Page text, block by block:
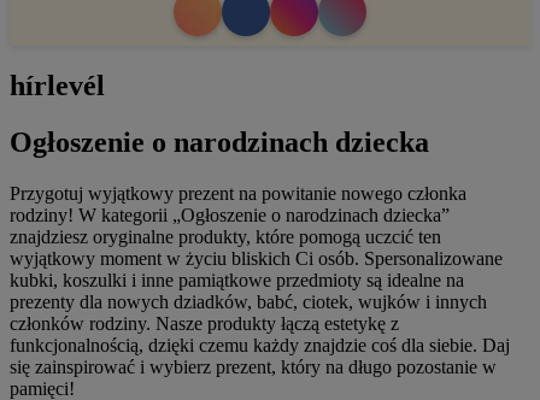
hírlevél
Ogłoszenie o narodzinach dziecka
Przygotuj wyjątkowy prezent na powitanie nowego członka
rodziny! W kategorii „Ogłoszenie o narodzinach dziecka”
znajdziesz oryginalne produkty, które pomogą uczcić ten
wyjątkowy moment w życiu bliskich Ci osób. Spersonalizowane
kubki, koszulki i inne pamiątkowe przedmioty są idealne na
prezenty dla nowych dziadków, babć, ciotek, wujków i innych
członków rodziny. Nasze produkty łączą estetykę z
funkcjonalnością, dzięki czemu każdy znajdzie coś dla siebie. Daj
się zainspirować i wybierz prezent, który na długo pozostanie w
pamięci!